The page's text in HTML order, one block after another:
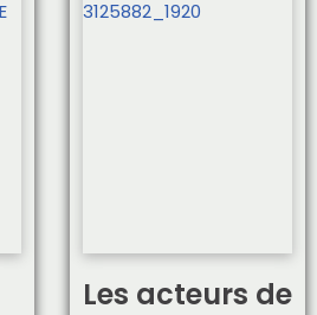
Les acteurs de